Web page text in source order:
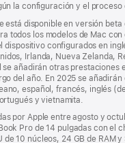
la configuración y el
está disponible en versión
todos los modelos de Mac
dispositivo configurados en
Irlanda, Nueva Zelanda,
añadirán otras prestaciones
del año. En 2025 se
español, francés, inglés
y vietnamita.
por Apple entre agosto y
Pro de 14 pulgadas con el
de 10 núcleos, 24 GB de RAM y